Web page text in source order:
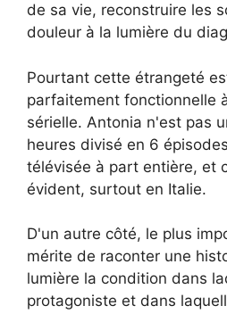
de sa vie, reconstruire les
douleur à la lumière du
Pourtant cette étrangeté
parfaitement fonctionnelle
sérielle. Antonia n'est pas
heures divisé en 6
télévisée à part entière, et
évident, surtout en Italie.
D'un autre côté, le plus
mérite de raconter une
lumière la condition dans
protagoniste et dans